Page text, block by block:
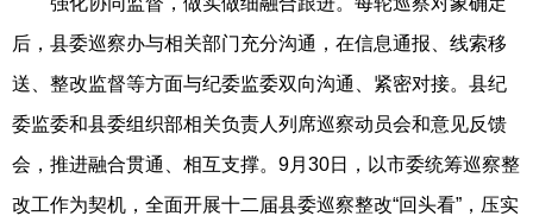
后，县委巡察办与相关部门充分沟通，在信息通报、线索移
送、整改监督等方面与纪委监委双向沟通、紧密对接。县纪
委监委和县委组织部相关负责人列席巡察动员会和意见反馈
会，推进融合贯通、相互支撑。9月30日，以市委统筹巡察整
改工作为契机，全面开展十二届县委巡察整改“回头看”，压实